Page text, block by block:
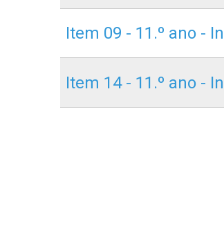
Item 09 - 11.º ano -
Item 14 - 11.º ano -